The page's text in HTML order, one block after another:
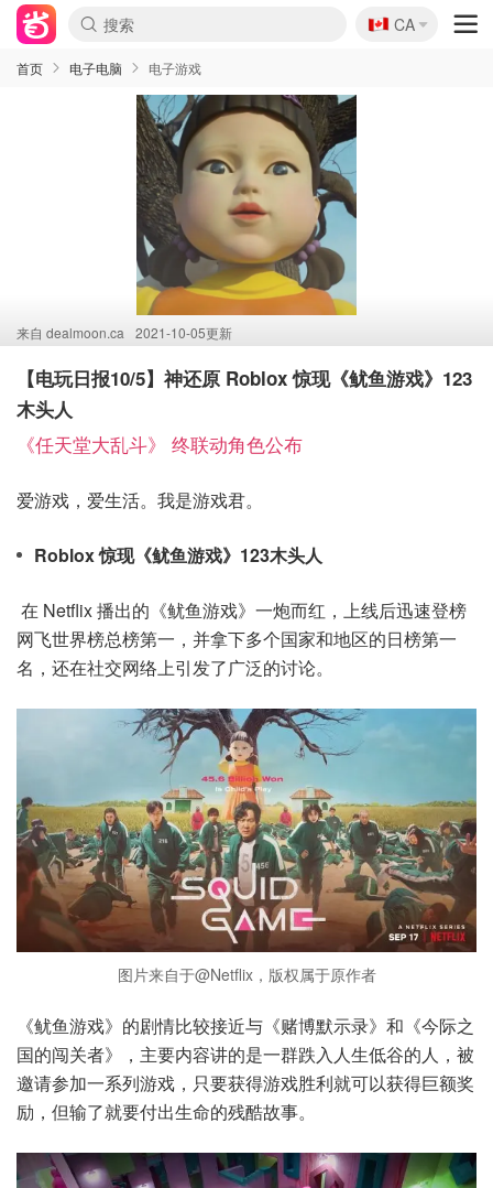
🇨🇦
CA
首页 电子电脑 电子游戏
来自 dealmoon.ca 2021-10-05更新
【电玩日报10/5】神还原 Roblox 惊现《鱿鱼游戏》123
木头人
《任天堂大乱斗》 终联动角色公布
爱游戏，爱生活。我是游戏君。
Roblox 惊现《鱿鱼游戏》123木头人
在 Netflix 播出的《鱿鱼游戏》一炮而红，上线后迅速登榜
网飞世界榜总榜第一，并拿下多个国家和地区的日榜第一
名，还在社交网络上引发了广泛的讨论。
图片来自于@Netflix，版权属于原作者
《鱿鱼游戏》的剧情比较接近与《赌博默示录》和《今际之
国的闯关者》，主要内容讲的是一群跌入人生低谷的人，被
邀请参加一系列游戏，只要获得游戏胜利就可以获得巨额奖
励，但输了就要付出生命的残酷故事。